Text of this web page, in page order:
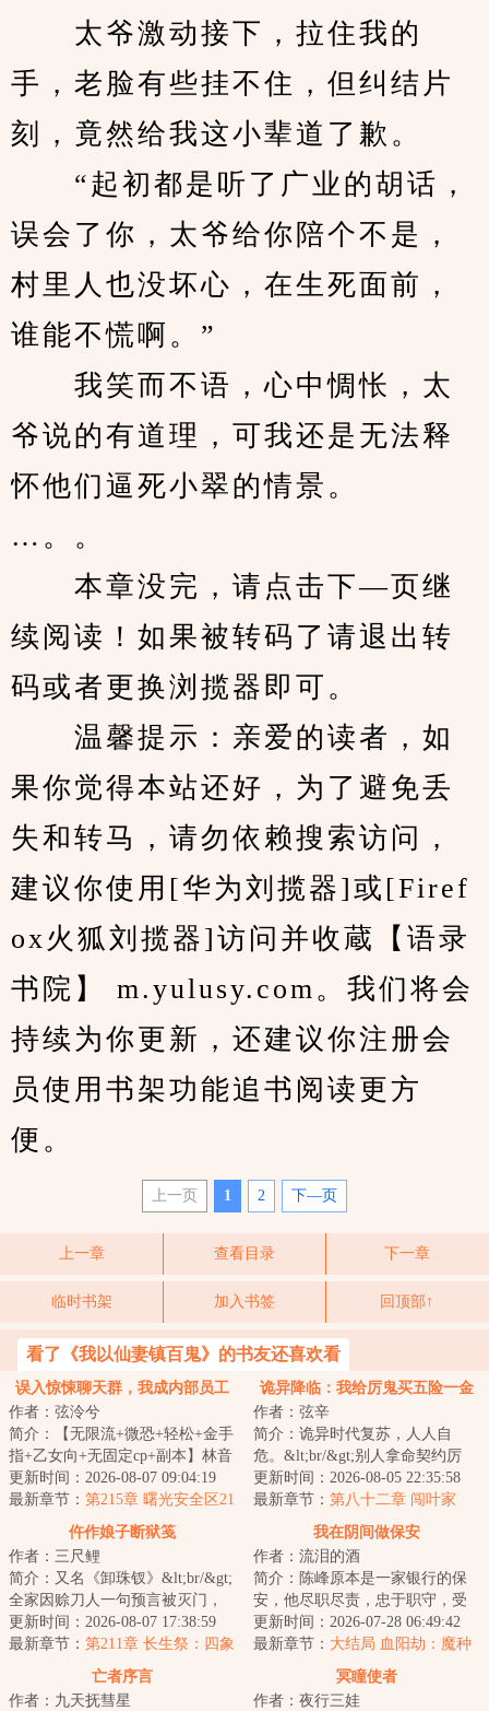
太爷激动接下，拉住我的
手，老脸有些挂不住，但纠结片
刻，竟然给我这小辈道了歉。
“起初都是听了广业的胡话，
误会了你，太爷给你陪个不是，
村里人也没坏心，在生死面前，
谁能不慌啊。”
我笑而不语，心中惆怅，太
爷说的有道理，可我还是无法释
怀他们逼死小翠的情景。
…。。
本章没完，请点击下—页继
续阅读！如果被转码了请退出转
码或者更换浏揽器即可。
温馨提示：亲爱的读者，如
果你觉得本站还好，为了避免丢
失和转马，请勿依赖搜索访问，
建议你使用[华为刘揽器]或[Firef
ox火狐刘揽器]访问并收蔵【语录
书院】 m.yulusy.com。我们将会
持续为你更新，还建议你注册会
员使用书架功能追书阅读更方
便。
上一页 1 2 下—页
上一章 查看目录 下一章
临时书架 加入书签 回顶部↑
看了《我以仙妻镇百鬼》的书友还喜欢看
误入惊悚聊天群，我成内部员工
作者：弦泠兮
简介：【无限流+微恐+轻松+金手
指+乙女向+无固定cp+副本】林音
希在女生宿舍里，被怪物杀死了
九十九次。第...
更新时间：2026-08-07 09:04:19
最新章节： 第215章 曙光安全区21
诡异降临：我给厉鬼买五险一金
作者：弦辛
简介：诡异时代复苏，人人自
危。&lt;br/&gt;别人拿命契约厉
鬼，用命换力量。&lt;br/&gt;而林
夜觉醒【万灵...
更新时间：2026-08-05 22:35:58
最新章节： 第八十二章 闯叶家
仵作娘子断狱笺
作者：三尺鲤
简介：又名《卸珠钗》&lt;br/&gt;
全家因赊刀人一句预言被灭门，
林柚清是唯一活口。胆小的她为
复仇，承父...
更新时间：2026-08-07 17:38:59
最新章节： 第211章 长生祭：四象
我在阴间做保安
作者：流泪的酒
简介：陈峰原本是一家银行的保
安，他尽职尽责，忠于职守，受
到行长和行员的一致好评，原本
风平浪静的生活...
更新时间：2026-07-28 06:49:42
最新章节： 大结局 血阳劫：魔种
亡者序言
作者：九天抚彗星
冥瞳使者
作者：夜行三娃